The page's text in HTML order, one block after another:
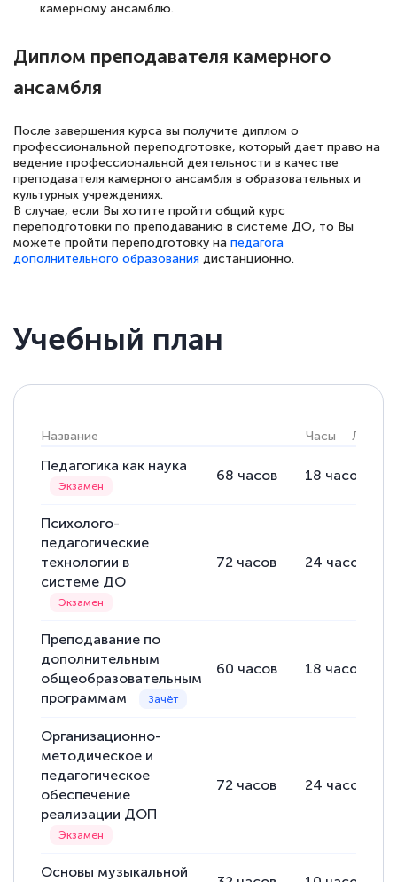
камерному ансамблю.
Диплом преподавателя камерного
ансамбля
После завершения курса вы получите диплом о
профессиональной переподготовке, который дает право на
ведение профессиональной деятельности в качестве
преподавателя камерного ансамбля в образовательных и
культурных учреждениях.
В случае, если Вы хотите пройти общий курс
переподготовки по преподаванию в системе ДО, то Вы
можете пройти переподготовку на педагога
дополнительного образования дистанционно.
Учебный план
Название Часы Лекции
Педагогика как наука
68 часов 18 часов
Психолого-
педагогические
технологии в
системе ДО
72 часов 24 часов
Преподавание по
дополнительным
общеобразовательным
программам
60 часов 18 часов
Организационно-
методическое и
педагогическое
обеспечение
реализации ДОП
72 часов 24 часов
Основы музыкальной